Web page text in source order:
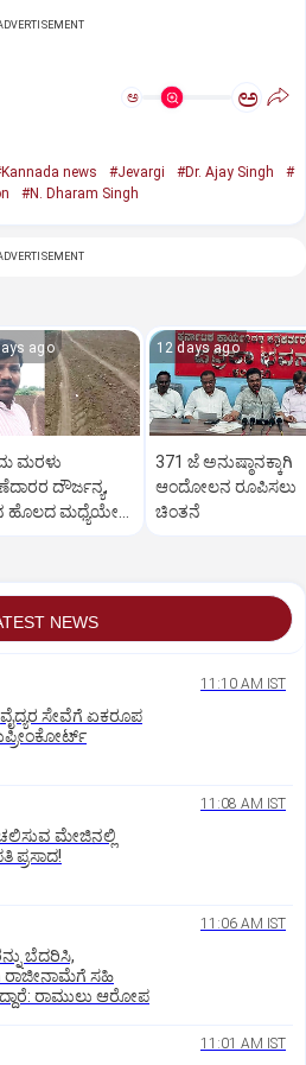
ಅ ಅ
news #Jevargi #Dr. Ajay Singh
#
#N. Dharam Singh
ago
ಮರಳು
ದೌರ್ಜನ್ಯ,
ಹೊಲದ ಮಧ್ಯೆಯೇ
12 days ago
371 ಜೆ ಅನುಷ್ಠಾನಕ್ಕಾಗಿ
ಆಂದೋಲನ ರೂಪಿಸಲು
ಚಿಂತನೆ
NEWS
11:10 AM IST
ಸೇವೆಗೆ ಏಕರೂಪ
11:08 AM IST
ಚಲಿಸುವ ಮೇಜಿನಲ್ಲಿ
ಪ್ರಸಾದ!
11:06 AM IST
ಬೆದರಿಸಿ,
ಸಹಿ
ರಾಮುಲು ಆರೋಪ
11:01 AM IST